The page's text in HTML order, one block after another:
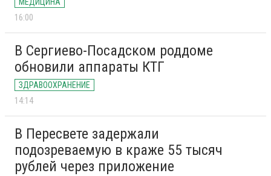
МЕДИЦИНА
16:00
В Сергиево-Посадском роддоме
обновили аппараты КТГ
ЗДРАВООХРАНЕНИЕ
14:14
В Пересвете задержали
подозреваемую в краже 55 тысяч
рублей через приложение